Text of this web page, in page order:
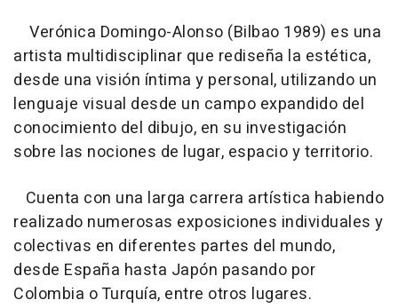
Verónica Domingo-Alonso (Bilbao 1989) es una
artista multidisciplinar que rediseña la estética,
desde una visión íntima y personal, utilizando un
lenguaje visual desde un campo expandido del
conocimiento del dibujo, en su investigación
sobre las nociones de lugar, espacio y territorio.
Cuenta con una larga carrera artística habiendo
realizado numerosas exposiciones individuales y
colectivas en diferentes partes del mundo,
desde España hasta Japón pasando por
Colombia o Turquía, entre otros lugares.